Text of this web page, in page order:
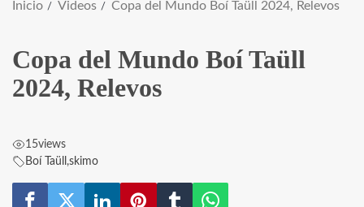
Inicio Videos Copa del Mundo Boí Taüll 2024, Relevos
Copa del Mundo Boí Taüll
2024, Relevos
15views
Boí Taüll ,skimo